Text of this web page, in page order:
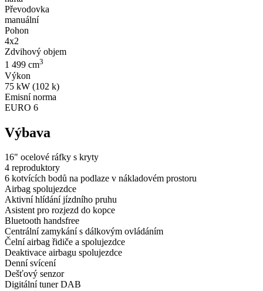
Převodovka
manuální
Pohon
4x2
Zdvihový objem
1 499 cm3
Výkon
75 kW (102 k)
Emisní norma
EURO 6
Výbava
16" ocelové ráfky s kryty
4 reproduktory
6 kotvících bodů na podlaze v nákladovém prostoru
Airbag spolujezdce
Aktivní hlídání jízdního pruhu
Asistent pro rozjezd do kopce
Bluetooth handsfree
Centrální zamykání s dálkovým ovládáním
Čelní airbag řidiče a spolujezdce
Deaktivace airbagu spolujezdce
Denní svícení
Dešťový senzor
Digitální tuner DAB